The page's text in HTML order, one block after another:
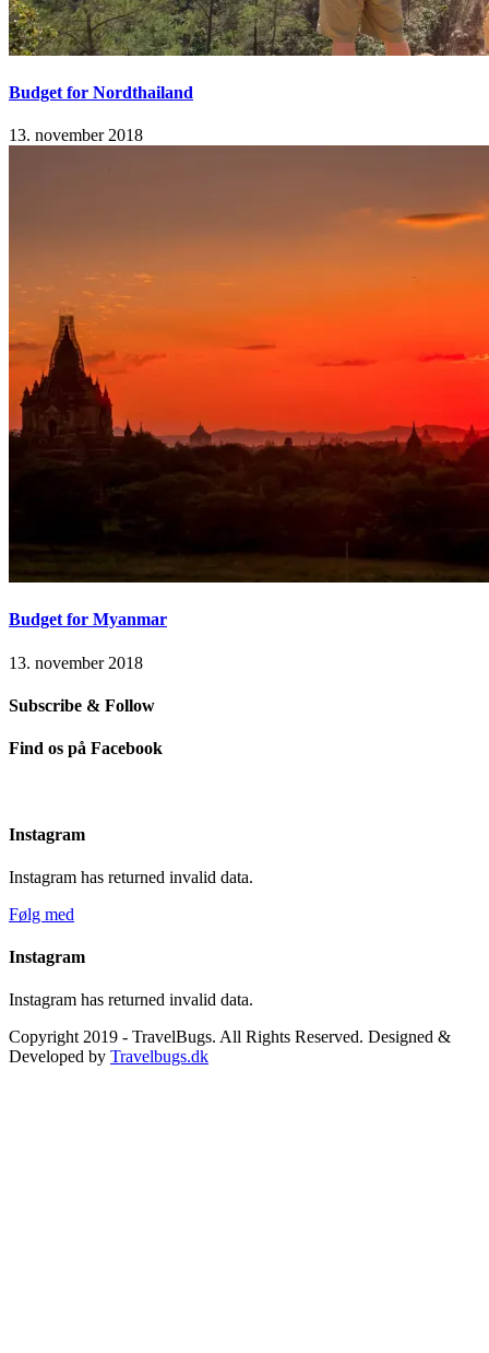
Budget for Nordthailand
13. november 2018
Budget for Myanmar
13. november 2018
Subscribe & Follow
Find os på Facebook
Instagram
Instagram has returned invalid data.
Følg med
Instagram
Instagram has returned invalid data.
Copyright 2019 - TravelBugs. All Rights Reserved. Designed &
Developed by Travelbugs.dk